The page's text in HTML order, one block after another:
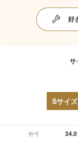
好
サ
Sサイズ
外寸